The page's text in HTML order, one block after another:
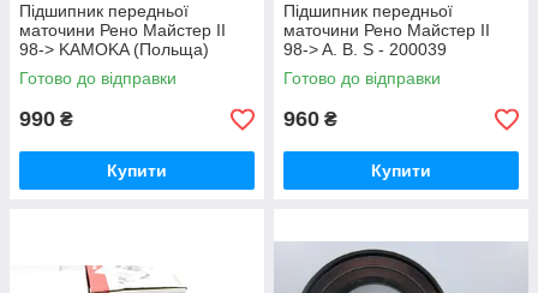
Підшипник передньої
маточини Рено Майстер II
98-> KAMOKA (Польща)
5600043
Готово до відправки
990 ₴
Купити
Підшипник передньої
маточини Рено Майстер II
98-> A. B. S - 200039
Готово до відправки
960 ₴
Купити